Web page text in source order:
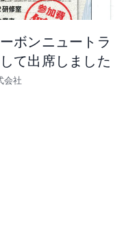
ボンニュートラ
て出席しました
会社